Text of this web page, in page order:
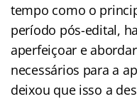
tempo como o
período pós-edital,
aperfeiçoar e
necessários para a
deixou que isso a